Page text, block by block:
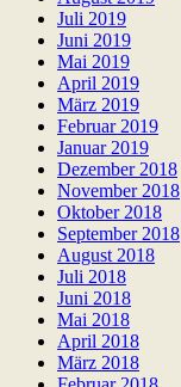
Juli 2019
Juni 2019
Mai 2019
April 2019
März 2019
Februar 2019
Januar 2019
Dezember 2018
November 2018
Oktober 2018
September 2018
August 2018
Juli 2018
Juni 2018
Mai 2018
April 2018
März 2018